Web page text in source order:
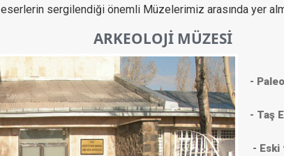
eserlerin sergilendiği önemli Müzelerimiz arasında yer
ARKEOLOJİ MÜZESİ
-
- Taş
- Eski